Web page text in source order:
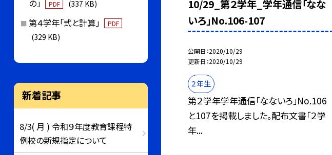
10/29_第２学年_学年通信「なな
いろ」No.106-107
公開日 2020/10/29
更新日 2020/10/29
２年生
第２学年学年通信「なないろ」No.106
と107を掲載しました。配布文書「２学
年...
の」
PDF (337 KB)
第４学年「式と計算」 PDF
(329 KB)
新着記事
8/3( 月 ) 令和９年度教育課程特
例校の新規指定について